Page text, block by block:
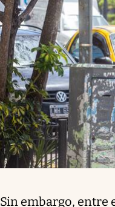
Sin embargo, entre